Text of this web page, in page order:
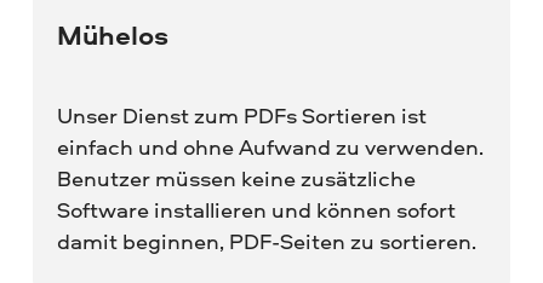
Mühelos
Unser Dienst zum PDFs Sortieren ist
einfach und ohne Aufwand zu verwenden.
Benutzer müssen keine zusätzliche
Software installieren und können sofort
damit beginnen, PDF-Seiten zu sortieren.